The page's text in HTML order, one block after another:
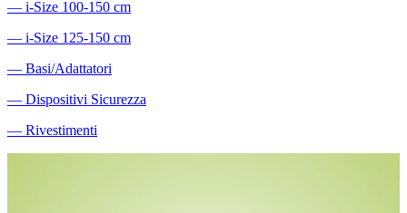
― i-Size 100-150 cm
― i-Size 125-150 cm
― Basi/Adattatori
― Dispositivi Sicurezza
― Rivestimenti